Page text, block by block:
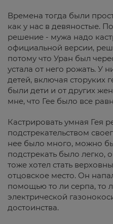
Времена тогда были
как у нас в девяностые.
решение - мужа надо
официальной версии,
потому что Уран был
устала от него рожать. У
детей, включая сторуких
были дети и от других
мне, что Гее было все
Кастрировать умная Гея
подстрекательством
нее было много, можно
подстрекать было легко,
тоже хотел стать
отцовское место. Он
помощью то ли серпа, то
электрической
достоинства.